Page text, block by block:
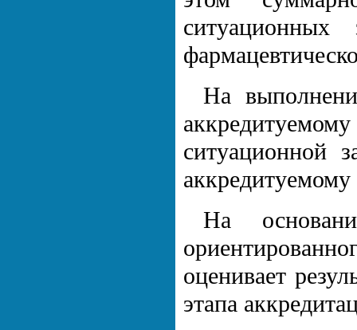
На
ситуационной
На
оценивает
этапа